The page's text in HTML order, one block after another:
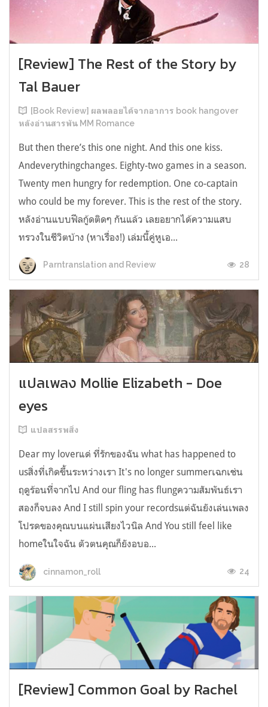
[Review] The Rest of the Story by
Tal Bauer
[Book Review] ผลพลอยได้จากอาการ book hangover
หลังอ่านสารพัน MM Romance
But then there’s this one night. And this one kiss.
Andeverythingchanges. Eighty-two games in a season.
Twenty men hungry for redemption. One co-captain
who could be my forever. This is the rest of the story.
หลังอ่านแบบฟีลกู้ดติดๆ กันแล้ว เลยอยากได้ความแสบ
ทรวงในชีวิตบ้าง (หาเรื่อง!) เล่มนี้คู่หูเอ...
Parntranslation and Review 28
แปลเพลง Mollie Elizabeth - Doe
eyes
แปลสรรพสิ่ง
Dear my loverแด่ ที่รักของฉัน what has happened to
usสิ่งที่เกิดขึ้นระหว่างเรา It's no longer summerเฉกเช่น
ฤดูร้อนที่จากไป And our fling has flungความสัมพันธ์เรา
สองก็จบลง And I still spin your recordsแต่ฉันยังเล่นเพลง
โปรดของคุณบนแผ่นเสียงไวนิล And You still feel like
homeในใจฉัน ตัวตนคุณก็ยังอบอ...
cinnamon_roll 24
[Review] Common Goal by Rachel